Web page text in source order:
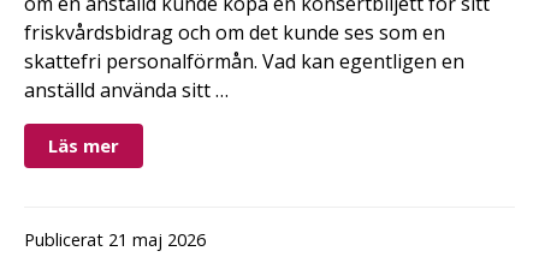
friskvårdsbidrag och om det kunde ses som en
skattefri personalförmån. Vad kan egentligen en
anställd använda sitt …
Läs mer
Publicerat 21 maj 2026